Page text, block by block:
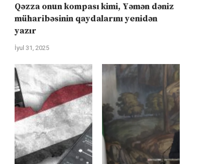
Qəzza onun kompası kimi, Yəmən dəniz
müharibəsinin qaydalarını yenidən
yazır
İyul 31, 2025